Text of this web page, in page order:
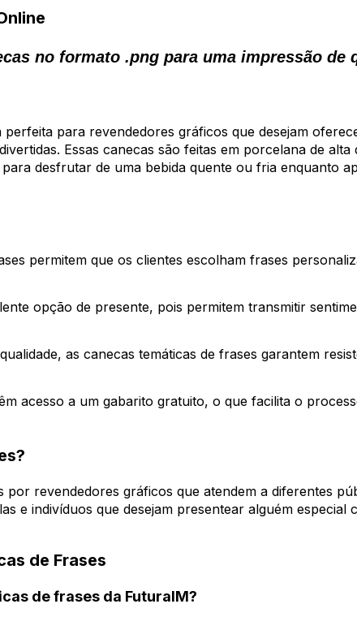
no formato .png para uma impressão de
para revendedores gráficos que desejam
Essas canecas são feitas em porcelana de
desfrutar de uma bebida quente ou fria enquanto
permitem que os clientes escolham frases
opção de presente, pois permitem transmitir
as canecas temáticas de frases garantem
acesso a um gabarito gratuito, o que facilita o
por revendedores gráficos que atendem a diferentes
e indivíduos que desejam presentear alguém especial
de Frases
de frases da FuturaIM?